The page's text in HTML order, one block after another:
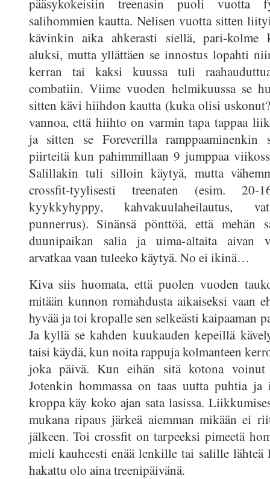
pääsykokeisiin treenasin puoli vuotta
salihommien kautta. Nelisen vuotta sitten
kävinkin aika ahkerasti siellä, pari-kolme
aluksi, mutta yllättäen se innostus lopahti
kerran tai kaksi kuussa tuli
combatiin. Viime vuoden helmikuussa se
sitten kävi hiihdon kautta (kuka olisi
vannoa, että hiihto on varmin tapa tappaa
ja sitten se Foreverilla ramppaaminenkin
piirteitä kun pahimmillaan 9 jumppaa
Salillakin tuli silloin käytyä, mutta
crossfit-tyylisesti treenaten (esim. 20-
kyykkyhyppy, kahvakuulaheilautus,
punnerrus). Sinänsä pönttöä, että mehän
duunipaikan salia ja uima-altaita aivan
arvatkaa vaan tuleeko käytyä. No ei ikinä…
Kiva siis huomata, että puolen vuoden
mitään kunnon romahdusta aikaiseksi vaan
hyvää ja toi kropalle sen selkeästi kaipaaman
Ja kyllä se kahden kuukauden kepeillä
taisi käydä, kun noita rappuja kolmanteen
joka päivä. Kun eihän sitä kotona
Jotenkin hommassa on taas uutta puhtia ja
kroppa käy koko ajan sata lasissa.
mukana ripaus järkeä aiemman mikään ei
jälkeen. Toi crossfit on tarpeeksi pimeetä
mieli kauheesti enää lenkille tai salille
hakattu olo aina treenipäivänä.